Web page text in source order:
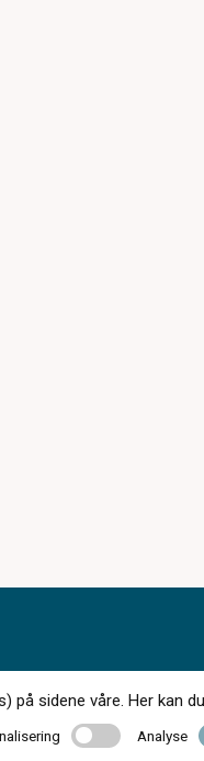
sidene våre. Her kan
Analyse Analyse